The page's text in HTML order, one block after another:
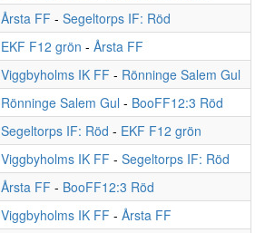
Årsta FF - Segeltorps IF: Röd
EKF F12 grön - Årsta FF
Viggbyholms IK FF - Rönninge Salem Gul
Rönninge Salem Gul - BooFF12:3 Röd
Segeltorps IF: Röd - EKF F12 grön
Viggbyholms IK FF - Segeltorps IF: Röd
Årsta FF - BooFF12:3 Röd
Viggbyholms IK FF - Årsta FF